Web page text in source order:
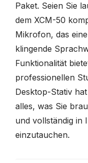
Paket. Seien Sie
dem XCM-50
Mikrofon, das
klingende
Funktionalität
professionellen
Desktop-Stativ
alles, was Sie
und vollständig in
einzutauchen.